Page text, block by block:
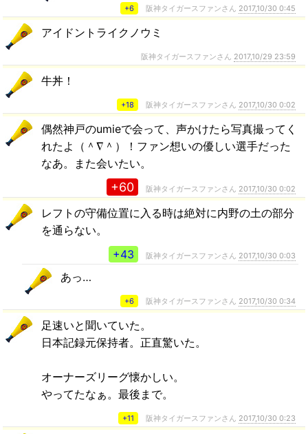
+6 阪神タイガースファンさん 2017,10/30 0:45
アイドントライクノウミ
阪神タイガースファンさん 2017,10/29 23:59
牛丼！
+18 阪神タイガースファンさん 2017,10/30 0:02
偶然神戸のumieで会って、声かけたら写真撮ってく
れたよ（＾∇＾）！ファン想いの優しい選手だった
なあ。また会いたい。
+60 阪神タイガースファンさん 2017,10/30 0:02
レフトの守備位置に入る時は絶対に内野の土の部分
を通らない。
+43
阪神タイガースファンさん 2017,10/30 0:03
あっ…
+6 阪神タイガースファンさん 2017,10/30 0:34
足速いと聞いていた。
日本記録元保持者。正直驚いた。
オーナーズリーグ懐かしい。
やってたなぁ。最後まで。
+11 阪神タイガースファンさん 2017,10/30 0:23